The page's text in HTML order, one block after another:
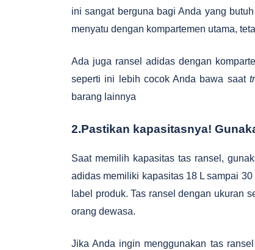
ini sangat berguna bagi Anda yang
menyatu dengan kompartemen utama,
Ada juga ransel adidas dengan
seperti ini lebih cocok Anda bawa saat
barang lainnya
2.Pastikan kapasitasnya!
Saat memilih kapasitas tas ransel,
adidas memiliki kapasitas 18 L sampai
label produk. Tas ransel dengan ukuran
orang dewasa.
Jika Anda ingin menggunakan tas